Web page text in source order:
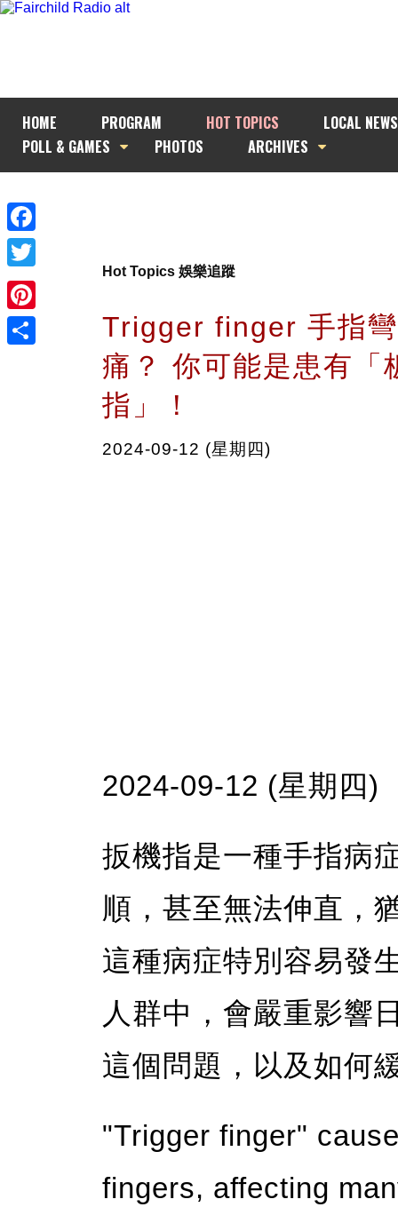
HOME PROGRAM HOT TOPICS
LOCAL NEWS
POLL & GAMES
PHOTOS ARCHIVES
Facebook
Twitter
Pinterest
Hot Topics 娛樂追蹤
Trigger finger 手指
痛？ 你可能是患有「
指」！
2024-09-12 (星期四)
2024-09-12 (星期四)
扳機指是一種手指病
順，甚至無法伸直，
這種病症特別容易發
人群中，會嚴重影響
這個問題，以及如何
"Trigger finger"
fingers, affecting